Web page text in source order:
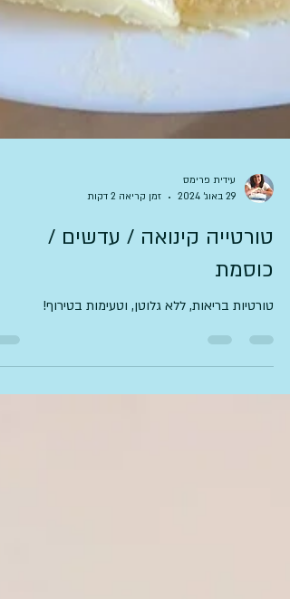
עידית פרימס
טורטייה קינואה / עדשים /
טורטיות בריאות, ללא גלוטן, וטעימות בטירוף!